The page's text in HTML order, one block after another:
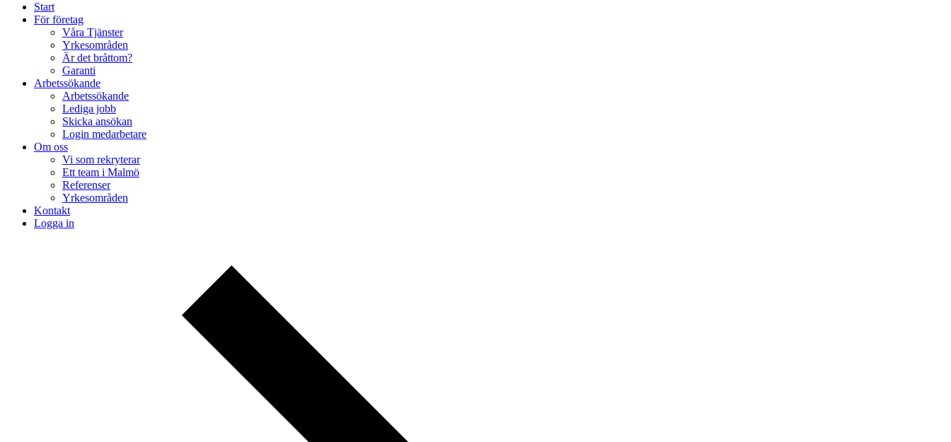
Start
För företag
Våra Tjänster
Yrkesområden
Är det bråttom?
Garanti
Arbetssökande
Arbetssökande
Lediga jobb
Skicka ansökan
Login medarbetare
Om oss
Vi som rekryterar
Ett team i Malmö
Referenser
Yrkesområden
Kontakt
Logga in